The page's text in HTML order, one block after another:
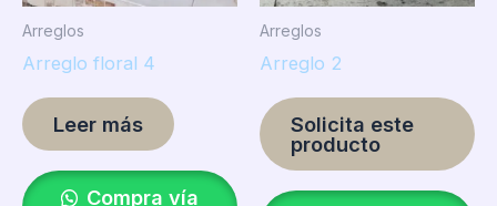
Arreglos
Arreglo floral 4
Leer más
Compra vía
Arreglos
Arreglo 2
Solicita este
producto